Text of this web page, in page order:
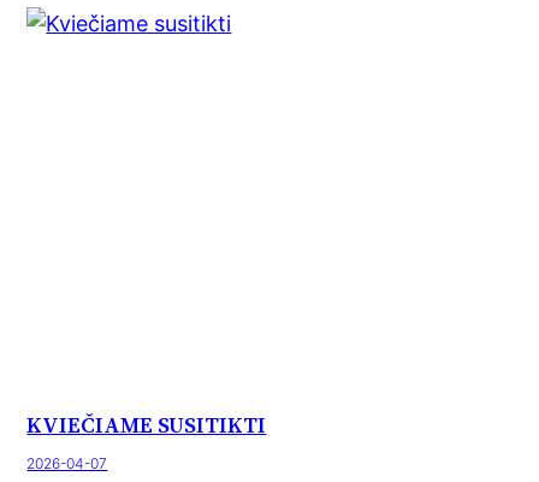
KVIEČIAME SUSITIKTI
2026-04-07